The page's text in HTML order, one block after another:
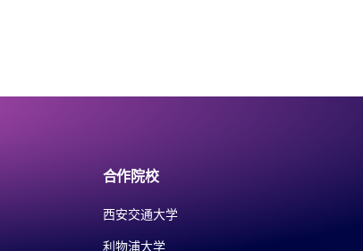
合作院校
西安交通大学
利物浦大学